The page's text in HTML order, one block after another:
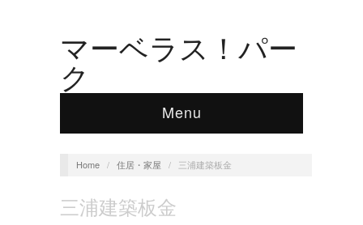
マーベラス！パー
ク
Menu
Home / 住居・家屋 / 三浦建築板金
三浦建築板金